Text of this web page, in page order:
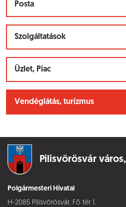
Posta
Szolgáltatások
Üzlet, Piac
Vendéglátás, turizmus
Pilisvörösvár város,
Polgármesteri Hivatal
H-2085 Pilisvörösvár, Fő tér 1.